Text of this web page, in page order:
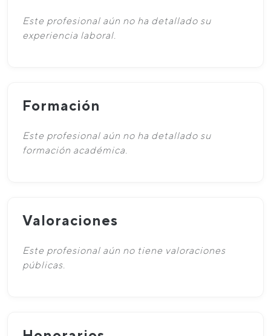
Este profesional aún no ha detallado su
experiencia laboral.
Formación
Este profesional aún no ha detallado su
formación académica.
Valoraciones
Este profesional aún no tiene valoraciones
públicas.